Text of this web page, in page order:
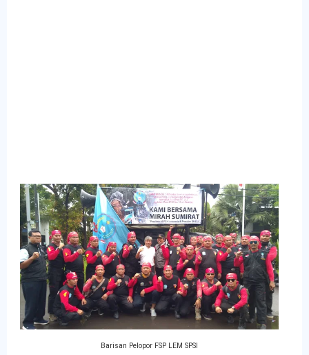
Barisan Pelopor FSP LEM SPSI